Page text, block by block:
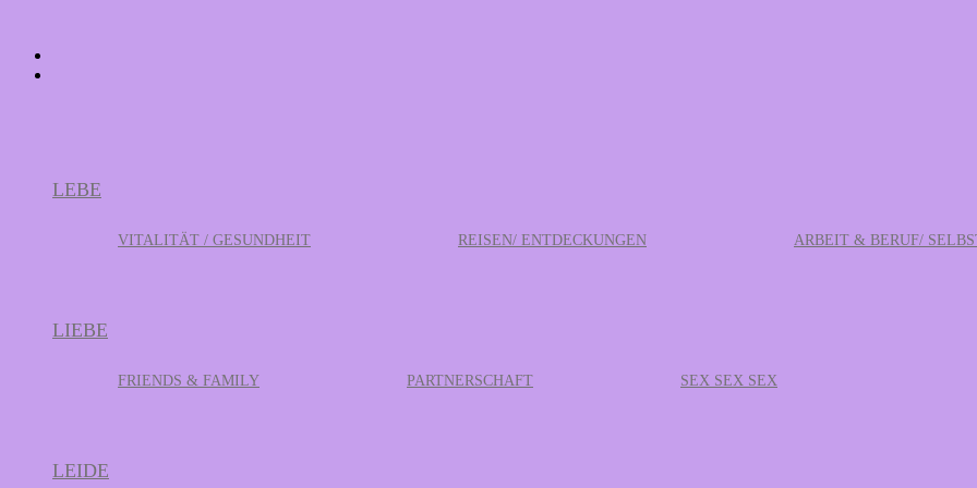
LEBE
VITALITÄT / GESUNDHEIT REISEN/ ENTDECKUNGEN ARBEIT & BERUF/
LIEBE
FRIENDS & FAMILY PARTNERSCHAFT SEX SEX SEX
LEIDE